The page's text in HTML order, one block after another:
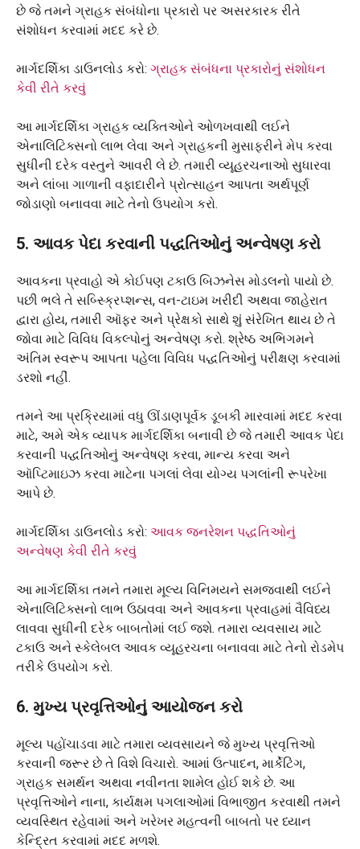
છે જે તમને ગ્રાહક સંબંધોના પ્રકારો પર અસરકારક રીતે
સંશોધન કરવામાં મદદ કરે છે.
માર્ગદર્શિકા ડાઉનલોડ કરો: ગ્રાહક સંબંધના પ્રકારોનું સંશોધન
કેવી રીતે કરવું
આ માર્ગદર્શિકા ગ્રાહક વ્યક્તિઓને ઓળખવાથી લઈને
એનાલિટિક્સનો લાભ લેવા અને ગ્રાહકની મુસાફરીને મેપ કરવા
સુધીની દરેક વસ્તુને આવરી લે છે. તમારી વ્યૂહરચનાઓ સુધારવા
અને લાંબા ગાળાની વફાદારીને પ્રોત્સાહન આપતા અર્થપૂર્ણ
જોડાણો બનાવવા માટે તેનો ઉપયોગ કરો.
5. આવક પેદા કરવાની પદ્ધતિઓનું અન્વેષણ કરો
આવકના પ્રવાહો એ કોઈપણ ટકાઉ બિઝનેસ મોડલનો પાયો છે.
પછી ભલે તે સબ્સ્ક્રિપ્શન્સ, વન-ટાઇમ ખરીદી અથવા જાહેરાત
દ્વારા હોય, તમારી ઑફર અને પ્રેક્ષકો સાથે શું સંરેખિત થાય છે તે
જોવા માટે વિવિધ વિકલ્પોનું અન્વેષણ કરો. શ્રેષ્ઠ અભિગમને
અંતિમ સ્વરૂપ આપતા પહેલા વિવિધ પદ્ધતિઓનું પરીક્ષણ કરવામાં
ડરશો નહીં.
તમને આ પ્રક્રિયામાં વધુ ઊંડાણપૂર્વક ડૂબકી મારવામાં મદદ કરવા
માટે, અમે એક વ્યાપક માર્ગદર્શિકા બનાવી છે જે તમારી આવક પેદા
કરવાની પદ્ધતિઓનું અન્વેષણ કરવા, માન્ય કરવા અને
ઑપ્ટિમાઇઝ કરવા માટેના પગલાં લેવા યોગ્ય પગલાંની રૂપરેખા
આપે છે.
માર્ગદર્શિકા ડાઉનલોડ કરો: આવક જનરેશન પદ્ધતિઓનું
અન્વેષણ કેવી રીતે કરવું
આ માર્ગદર્શિકા તમને તમારા મૂલ્ય વિનિમયને સમજવાથી લઈને
એનાલિટિક્સનો લાભ ઉઠાવવા અને આવકના પ્રવાહમાં વૈવિધ્ય
લાવવા સુધીની દરેક બાબતોમાં લઈ જશે. તમારા વ્યવસાય માટે
ટકાઉ અને સ્કેલેબલ આવક વ્યૂહરચના બનાવવા માટે તેનો રોડમેપ
તરીકે ઉપયોગ કરો.
6. મુખ્ય પ્રવૃત્તિઓનું આયોજન કરો
મૂલ્ય પહોંચાડવા માટે તમારા વ્યવસાયને જે મુખ્ય પ્રવૃત્તિઓ
કરવાની જરૂર છે તે વિશે વિચારો. આમાં ઉત્પાદન, માર્કેટિંગ,
ગ્રાહક સમર્થન અથવા નવીનતા શામેલ હોઈ શકે છે. આ
પ્રવૃત્તિઓને નાના, કાર્યક્ષમ પગલાઓમાં વિભાજીત કરવાથી તમને
વ્યવસ્થિત રહેવામાં અને ખરેખર મહત્વની બાબતો પર ધ્યાન
કેન્દ્રિત કરવામાં મદદ મળશે.